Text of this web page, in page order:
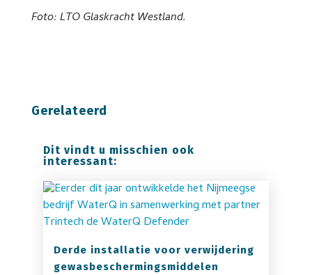
Foto: LTO Glaskracht Westland.
Gerelateerd
Dit vindt u misschien ook
interessant:
Derde installatie voor verwijdering
gewasbeschermingsmiddelen